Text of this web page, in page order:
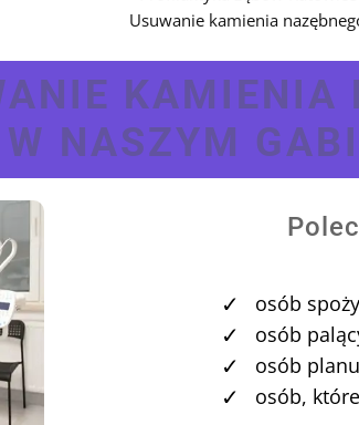
Usuwanie kamienia
KAMIENIA
W NASZYM
✓ osób
✓ osób
✓ osób
✓ osób,